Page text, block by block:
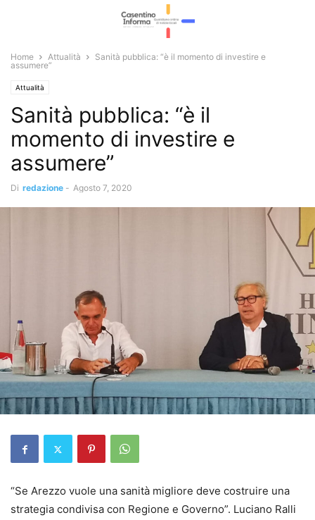
Home Attualità
Sanità pubblica: “è il momento di investire e
assumere”
Attualità
Sanità pubblica: “è il
momento di investire e
assumere”
Di redazione - Agosto 7, 2020
“Se Arezzo vuole una sanità migliore deve costruire una
strategia condivisa con Regione e Governo”. Luciano Ralli